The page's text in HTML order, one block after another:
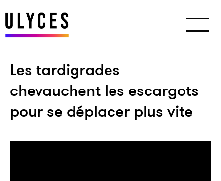
Les tardigrades
chevauchent les escargots
pour se déplacer plus vite